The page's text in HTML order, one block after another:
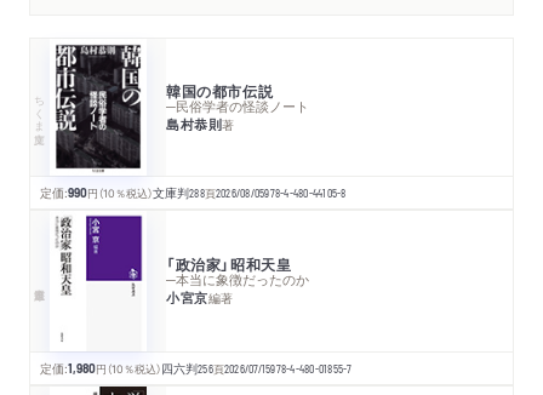
ちくま文庫 韓国の都市伝説
─民俗学者の怪談ノート
島村恭則著
定価:990円 （10％税込）文庫判288頁2026/08/05978-4-480-44105-8
「政治家」昭和天皇
─本当に象徴だったのか
小宮京編著
定価:1,980円 （10％税込）四六判256頁2026/07/15978-4-480-01855-7